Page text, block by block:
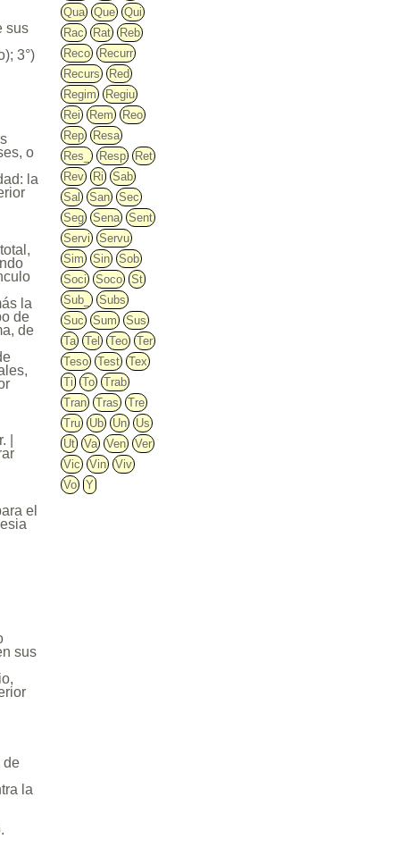
Qua
Que
Qui
Rac
Rat
Reb
Reco
Recurr
Recurs
Red
Regim
Regiu
Rei
Rem
Reo
Rep
Resa
Res_
Resp
Ret
Rev
Ri
Sab
Sal
San
Sec
Seg
Sena
Sent
Servi
Servu
Sim
Sin
Sob
Soci
Soco
St
Sub_
Subs
Suc
Sum
Sus
Ta
Tel Teo
Ter
Teso
Test
Tex
Ti
To
Trab
Tran
Tras
Tre
Tru
Ub Un
Us
Ut
Va Ven
Ver
Vic
Vin
Viv
Vo
Y
sus
3°)
o
la
la
de
de
|
el
sus
de
la